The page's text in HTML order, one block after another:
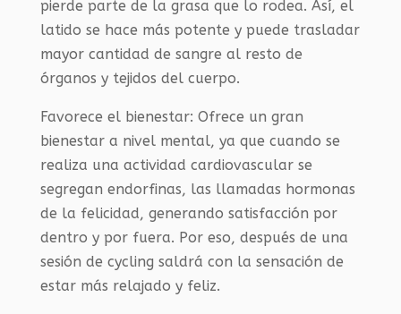
pierde parte de la grasa que lo rodea. Así, el
latido se hace más potente y puede trasladar
mayor cantidad de sangre al resto de
órganos y tejidos del cuerpo.
Favorece el bienestar: Ofrece un gran
bienestar a nivel mental, ya que cuando se
realiza una actividad cardiovascular se
segregan endorfinas, las llamadas hormonas
de la felicidad, generando satisfacción por
dentro y por fuera. Por eso, después de una
sesión de cycling saldrá con la sensación de
estar más relajado y feliz.